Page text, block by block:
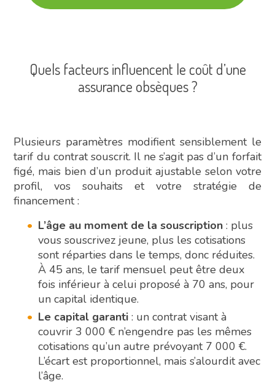
Quels facteurs influencent le coût d’une
assurance obsèques ?
Plusieurs paramètres modifient sensiblement le
tarif du contrat souscrit. Il ne s’agit pas d’un forfait
figé, mais bien d’un produit ajustable selon votre
profil, vos souhaits et votre stratégie de
financement :
L’âge au moment de la souscription : plus
vous souscrivez jeune, plus les cotisations
sont réparties dans le temps, donc réduites.
À 45 ans, le tarif mensuel peut être deux
fois inférieur à celui proposé à 70 ans, pour
un capital identique.
Le capital garanti: un contrat visant à
couvrir 3 000 € n’engendre pas les mêmes
cotisations qu’un autre prévoyant 7 000 €.
L’écart est proportionnel, mais s’alourdit avec
l’âge.